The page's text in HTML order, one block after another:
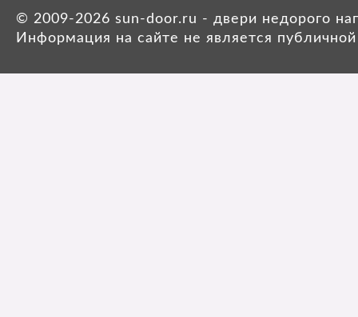
© 2009-2026 sun-door.ru - двери недорого
Информация на сайте не является